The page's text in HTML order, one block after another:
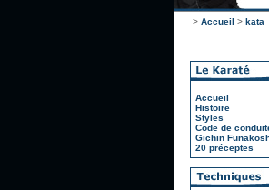
> Accueil > kata
Accueil
Histoire
Styles
Code de
Gichin
20 préceptes